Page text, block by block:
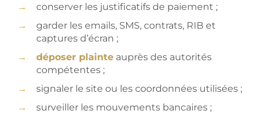
conserver les justificatifs de paiement ;
garder les emails, SMS, contrats, RIB et
captures d’écran ;
déposer plainte auprès des autorités
compétentes ;
signaler le site ou les coordonnées utilisées ;
surveiller les mouvements bancaires ;